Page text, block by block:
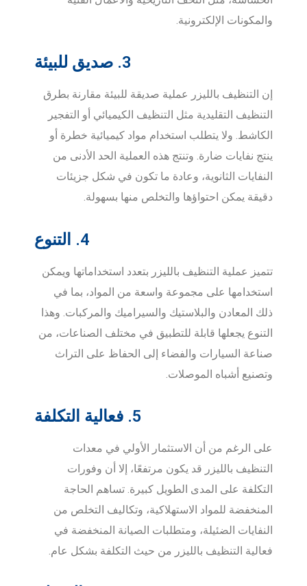
والمكونات الإلكترونية.
3. صديق للبيئة
إن التنظيف بالليزر عملية صديقة للبيئة مقارنة بطرق
التنظيف التقليدية مثل التنظيف الكيميائي أو التفجير
الكاشط. ولا يتطلب استخدام مواد كيميائية خطرة أو
ينتج نفايات ضارة. وتنتج هذه العملية الحد الأدنى من
النفايات الثانوية، وعادة ما تكون في شكل جزيئات
دقيقة يمكن احتواؤها والتخلص منها بسهولة.
4. التنوع
تتميز عملية التنظيف بالليزر بتعدد استخداماتها ويمكن
استخدامها على مجموعة واسعة من المواد، بما في
ذلك المعادن والبلاستيك والسيراميك والمركبات. وهذا
التنوع يجعلها قابلة للتطبيق في مختلف الصناعات، من
صناعة السيارات والفضاء إلى الحفاظ على التراث
وتصنيع أشباه الموصلات.
5. فعالية التكلفة
على الرغم من أن الاستثمار الأولي في معدات
التنظيف بالليزر قد يكون مرتفعًا، إلا أن وفورات
التكلفة على المدى الطويل كبيرة. تساهم الحاجة
المنخفضة للمواد الاستهلاكية، وتكاليف التخلص من
النفايات الضئيلة، ومتطلبات الصيانة المنخفضة في
فعالية التنظيف بالليزر من حيث التكلفة بشكل عام.